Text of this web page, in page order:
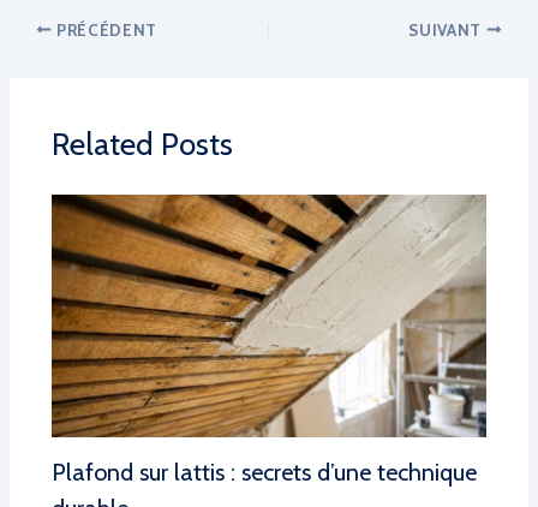
PRÉCÉDENT SUIVANT
Related Posts
Plafond sur lattis : secrets d’une technique